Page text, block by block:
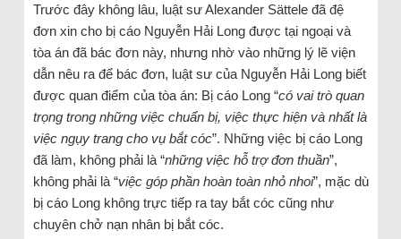
Trước đây không lâu, luật sư Alexander Sättele đã đệ
đơn xin cho bị cáo Nguyễn Hải Long được tại ngoại và
tòa án đã bác đơn này, nhưng nhờ vào những lý lẽ viện
dẫn nêu ra để bác đơn, luật sư của Nguyễn Hải Long biết
được quan điểm của tòa án: Bị cáo Long “có vai trò quan
trọng trong những việc chuẩn bị, việc thực hiện và nhất là
việc ngụy trang cho vụ bắt cóc”. Những việc bị cáo Long
đã làm, không phải là “những việc hỗ trợ đơn thuần”,
không phải là “việc góp phần hoàn toàn nhỏ nhoi”, mặc dù
bị cáo Long không trực tiếp ra tay bắt cóc cũng như
chuyên chở nạn nhân bị bắt cóc.